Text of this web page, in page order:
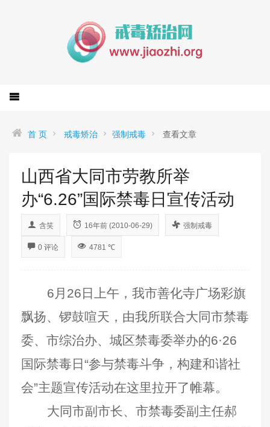
首 页 戒毒矫治 强制戒毒 查看文章
山西省大同市劳教所举
办“6.26”国际禁毒日宣传活动
含笑 16年前 (2010-06-29) 强制戒毒
0 评论 4781 ℃
6月26日 上午，我市善化寺广场彩旗
飘扬、锣鼓喧天，由我所联合大同市禁毒
委、市综治办、城区禁毒委举办的6·26
国际禁毒日“参与禁毒斗争，构建和谐社
会”主题宣传活动在这里拉开了帷幕。
大同市副市长、市禁毒委副主任郝